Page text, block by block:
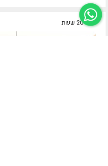
לפני 20 שעות